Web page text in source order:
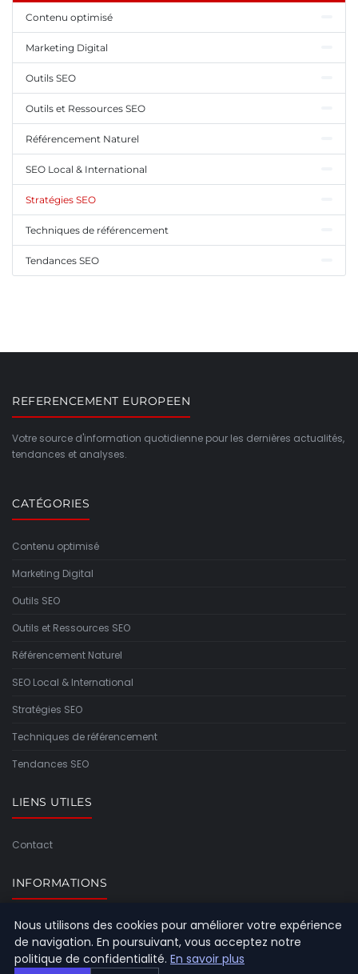
Contenu optimisé
Marketing Digital
Outils SEO
Outils et Ressources SEO
Référencement Naturel
SEO Local & International
Stratégies SEO
Techniques de référencement
Tendances SEO
REFERENCEMENT EUROPEEN
Votre source d'information quotidienne pour les dernières actualités,
tendances et analyses.
CATÉGORIES
Contenu optimisé
Marketing Digital
Outils SEO
Outils et Ressources SEO
Référencement Naturel
SEO Local & International
Stratégies SEO
Techniques de référencement
Tendances SEO
LIENS UTILES
Contact
INFORMATIONS
Plan du site
Nous utilisons des cookies pour améliorer votre expérience
de navigation. En poursuivant, vous acceptez notre
politique de confidentialité. En savoir plus